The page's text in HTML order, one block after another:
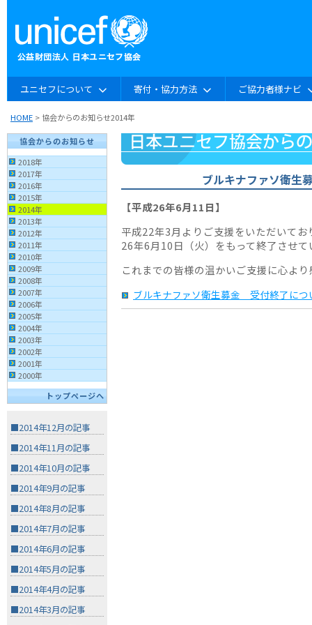
ユニセフについて 寄付・協力方法 ご協力者様ナビ
HOME > 協会からのお知らせ2014年
協会からのお知らせ
2018年
2017年
2016年
2015年
2014年
2013年
2012年
2011年
2010年
2009年
2008年
2007年
2006年
2005年
2004年
2003年
2002年
2001年
2000年
トップページへ
■2014年12月の記事
■2014年11月の記事
■2014年10月の記事
■2014年9月の記事
■2014年8月の記事
■2014年7月の記事
■2014年6月の記事
■2014年5月の記事
■2014年4月の記事
■2014年3月の記事
ブルキナファソ衛生
【平成26年6月11日】
平成22年3月よりご支援をいただいて
26年6月10日（火）をもって終了させ
これまでの皆様の温かいご支援に心よ
ブルキナファソ衛生募金 受付終了につ